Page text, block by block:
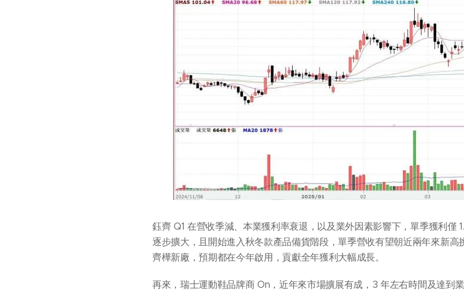
鈺齊 Q1 在營收季減、本業獲利率衰退，以及業外因素影響下，單季獲利僅
逐步擴大，且開始進入秋冬款產品備貨階段，單季營收有望朝近兩年來新
齊樺新廠，預期都在今年啟用，貢獻全年獲利大幅成長。
再來，瑞士運動鞋品牌商 On，近年來市場擴展有成，3 年左右時間及達到